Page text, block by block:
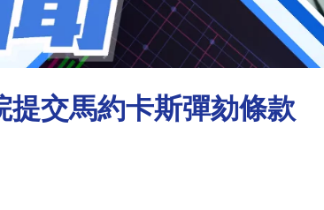
交馬約卡斯彈劾條款